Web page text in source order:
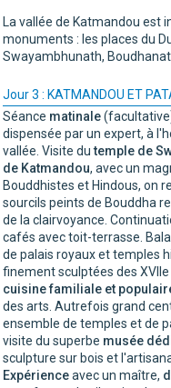
La vallée de Katmandou est
monuments : les places du
Swayambhunath,
Jour 3 : KATMANDOU ET
Séance matinale
dispensée par un expert, à
vallée. Visite dutemple de
de Katmandou, avec un
Bouddhistes et Hindous, on
sourcils peints de Bouddha
de la clairvoyance.
cafés avec toit-terrasse.
de palais royaux et temples
finement sculptées des
cuisine familiale et
des arts. Autrefois grand
ensemble de temples et de
visite du superbe musée
sculpture sur bois et
Expérienceavec un maître,